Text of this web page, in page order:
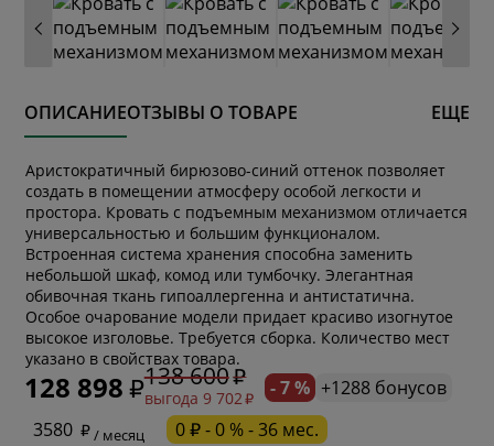
ОПИСАНИЕОТЗЫВЫ О ТОВАРЕ ЕЩЕ
Аристократичный бирюзово-синий оттенок позволяет
создать в помещении атмосферу особой легкости и
простора. Кровать с подъемным механизмом отличается
универсальностью и большим функционалом.
Встроенная система хранения способна заменить
небольшой шкаф, комод или тумбочку. Элегантная
обивочная ткань гипоаллергенна и антистатична.
Особое очарование модели придает красиво изогнутое
высокое изголовье. Требуется сборка. Количество мест
указано в свойствах товара.
128 898 138 600
выгода 9 702 - 7 % +1288 бонусов
3580
/ месяц 0 ₽ - 0 % - 36 мес.
* обязательное поле
* необязательное поле